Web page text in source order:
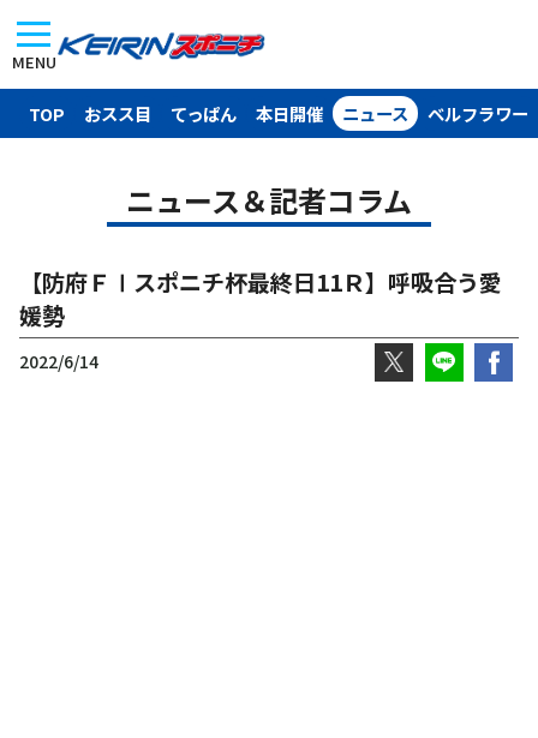
MENU
TOP おスス目 てっぱん 本日開催 ニュース ベルフラワー
ニュース＆記者コラム
【防府ＦⅠスポニチ杯最終日11Ｒ】呼吸合う愛
媛勢
2022/6/14